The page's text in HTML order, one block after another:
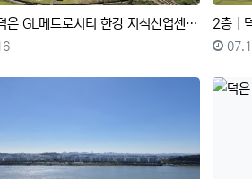
은 GL메트로시티 한강 지식산업센터 탑층 한강뷰 전매!!
등록자
2층
등록